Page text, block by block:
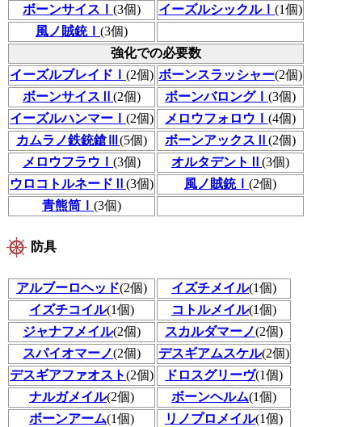
ボーンサイスⅠ (3個) イーズルシックルⅠ (1個)
風ノ賊銃Ⅰ (3個)
強化での必要数
イーズルブレイドⅠ (2個) ボーンスラッシャー(2個)
ボーンサイスⅡ (2個) ボーンバロングⅠ (3個)
イーズルハンマーⅠ (2個) メロウフォロウⅠ (4個)
カムラノ鉄銃鎗Ⅲ (5個) ボーンアックスⅡ (2個)
メロウフラウⅠ (3個) オルタデントⅡ (3個)
ウロコトルネードⅡ (3個) 風ノ賊銃Ⅰ (2個)
青熊筒Ⅰ (3個)
防具
アルブーロヘッド(2個) イズチメイル(1個)
イズチコイル(1個) コトルメイル(1個)
ジャナフメイル(2個) スカルダマーノ(2個)
スパイオマーノ(2個) デスギアムスケル(2個)
デスギアファオスト(2個) ドロスグリーヴ(1個)
ナルガメイル(2個) ボーンヘルム(1個)
ボーンアーム(1個) リノプロメイル(1個)